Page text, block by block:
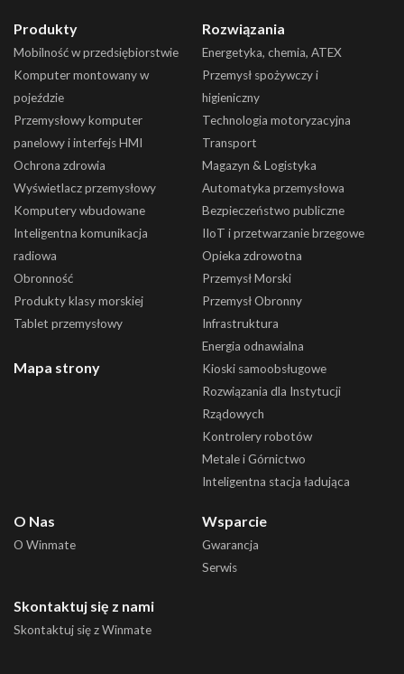
Produkty
Mobilność w przedsiębiorstwie
Komputer montowany w
pojeździe
Przemysłowy komputer
panelowy i interfejs HMI
Ochrona zdrowia
Wyświetlacz przemysłowy
Komputery wbudowane
Inteligentna komunikacja
radiowa
Obronność
Produkty klasy morskiej
Tablet przemysłowy
Mapa strony
Rozwiązania
Energetyka, chemia, ATEX
Przemysł spożywczy i
higieniczny
Technologia motoryzacyjna
Transport
Magazyn & Logistyka
Automatyka przemysłowa
Bezpieczeństwo publiczne
IIoT i przetwarzanie brzegowe
Opieka zdrowotna
Przemysł Morski
Przemysł Obronny
Infrastruktura
Energia odnawialna
Kioski samoobsługowe
Rozwiązania dla Instytucji
Rządowych
Kontrolery robotów
Metale i Górnictwo
Inteligentna stacja ładująca
O Nas
O Winmate
Wsparcie
Gwarancja
Serwis
Skontaktuj się z nami
Skontaktuj się z Winmate